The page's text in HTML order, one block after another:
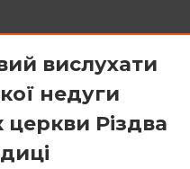
вислухати
недуги
Різдва